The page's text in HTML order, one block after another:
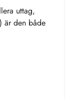
uttag,
är den både